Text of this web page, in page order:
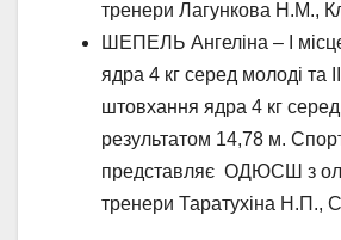
тренери Лагункова Н.М.,
ШЕПЕЛЬ Ангеліна – І
ядра 4 кг серед молоді та
штовхання ядра 4 кг
результатом 14,78 м.
представляє ОДЮСШ з ол.
тренери Таратухіна Н.П.,